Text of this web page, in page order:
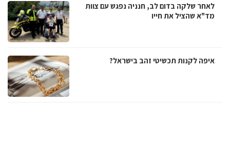
לאחר שלקה בדום לב, חנניה נפגש עם צוות
מד"א שהציל את חייו
איפה לקנות תכשיטי זהב בישראל?